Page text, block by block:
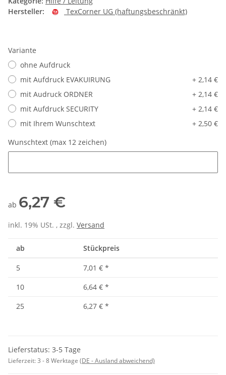
Hersteller:
TexCorner UG (haftungsbeschränkt)
Variante
ohne Aufdruck
mit Aufdruck EVAKUIRUNG
+ 2,14 €
mit Audruck ORDNER
+ 2,14 €
mit Aufdruck SECURITY
+ 2,14 €
mit Ihrem Wunschtext
+ 2,50 €
Wunschtext (max 12 zeichen)
ab 6,27 €
inkl. 19% USt. , zzgl. Versand
ab Stückpreis
5 7,01 € *
10
6,64 € *
25
6,27 € *
Lieferstatus: 3-5 Tage
Lieferzeit:3 - 8 Werktage (DE - Ausland abweichend)